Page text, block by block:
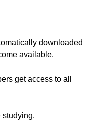
downloaded
available.
get access to all
studying.